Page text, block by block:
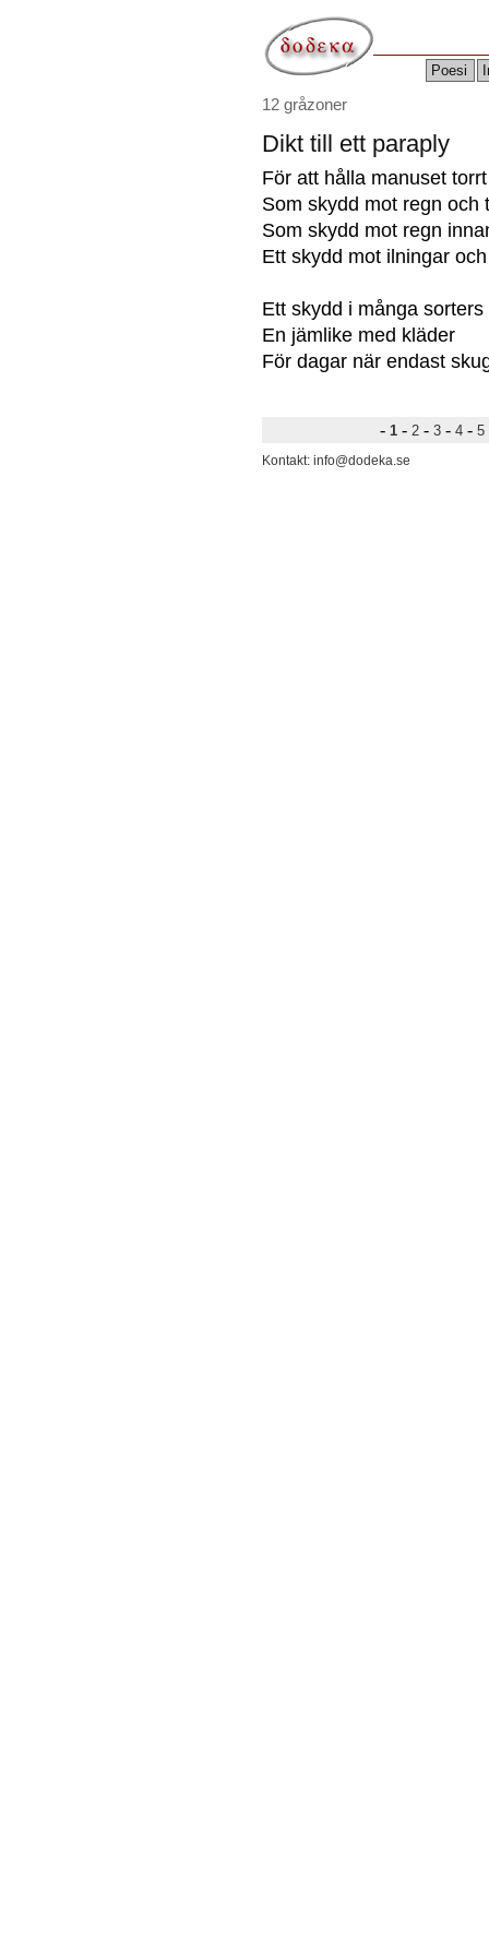
Poesi
12 gråzoner
Dikt till ett paraply
För att hålla manuset torrt
Som skydd mot regn och
Som skydd mot regn
Ett skydd mot ilningar
Ett skydd i många sorters
En jämlike med kläder
För dagar när endast
- 1 -2 -3 -4 -5
Kontakt: info@dodeka.se